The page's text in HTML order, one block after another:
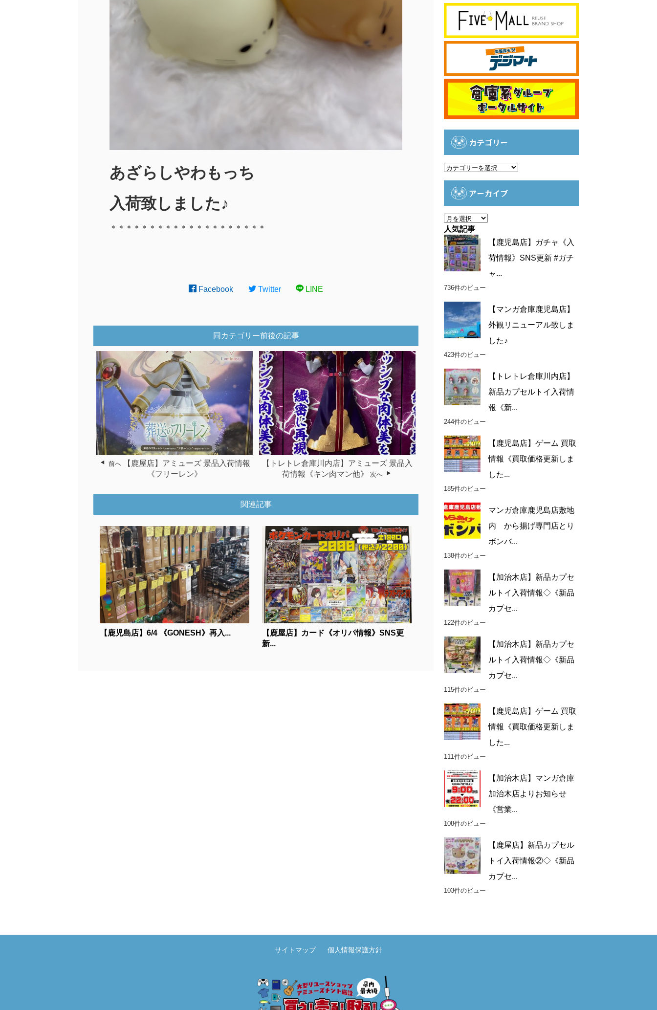
あざらしやわもっち
入荷致しました♪
＊＊＊＊＊＊＊＊＊＊＊＊＊＊＊＊＊＊＊＊
Facebook Twitter LINE
同カテゴリー前後の記事
前へ
【鹿屋店】アミューズ 景品入荷情報
《フリーレン》
【トレトレ倉庫川内店】アミューズ 景品入
荷情報《キン肉マン他》
次へ
関連記事
【鹿児島店】6/4 《GONESH》再入...
【鹿屋店】カード《オリパ情報》SNS更
新...
カテゴリー
カ
アーカイブ
ア
ー
カ
イ
ブ
人気記事
【鹿児島店】ガチャ《入
荷情報》SNS更新 #ガチ
ャ...
736件のビュー
【マンガ倉庫鹿児島店】
外観リニューアル致しま
した♪
423件のビュー
【トレトレ倉庫川内店】
新品カプセルトイ入荷情
報《新...
244件のビュー
【鹿児島店】ゲーム 買取
情報《買取価格更新しま
した...
185件のビュー
マンガ倉庫鹿児島店敷地
内 から揚げ専門店とり
ボンバ...
138件のビュー
【加治木店】新品カプセ
ルトイ入荷情報◇《新品
カプセ...
122件のビュー
【加治木店】新品カプセ
ルトイ入荷情報◇《新品
カプセ...
115件のビュー
【鹿児島店】ゲーム 買取
情報《買取価格更新しま
した...
111件のビュー
【加治木店】マンガ倉庫
加治木店よりお知らせ
《営業...
108件のビュー
【鹿屋店】新品カプセル
トイ入荷情報②◇《新品
カプセ...
103件のビュー
サイトマップ 個人情報保護方針